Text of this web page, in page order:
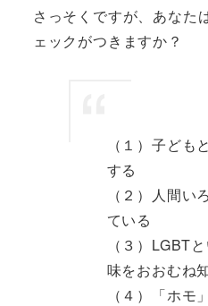
さっそくですが、あなた
ェックがつきますか？
（１）子ども
する
（２）人間い
ている
（３）LGBT
味をおおむね
（４）「ホモ